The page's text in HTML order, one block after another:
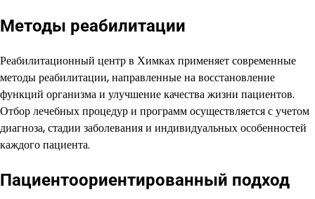
Методы реабилитации
Реабилитационный центр в Химках применяет современные
методы реабилитации, направленные на восстановление
функций организма и улучшение качества жизни пациентов.
Отбор лечебных процедур и программ осуществляется с учетом
диагноза, стадии заболевания и индивидуальных особенностей
каждого пациента.
Пациентоориентированный подход